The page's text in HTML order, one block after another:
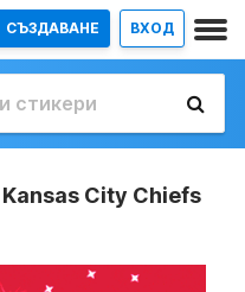
СЪЗДАВАНЕ ВХОД
City Chiefs